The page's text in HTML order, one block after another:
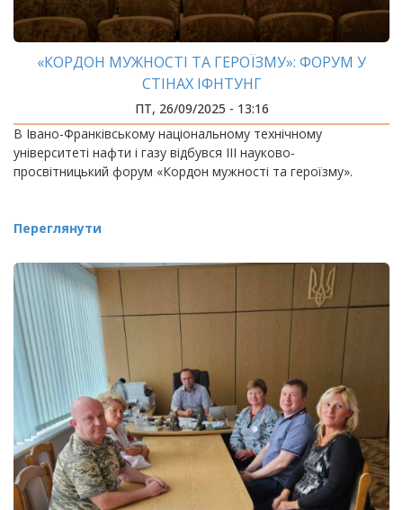
«КОРДОН МУЖНОСТІ ТА ГЕРОЇЗМУ»: ФОРУМ У
СТІНАХ ІФНТУНГ
ПТ, 26/09/2025 - 13:16
В Івано-Франківському національному технічному
університеті нафти і газу відбувся ІІІ науково-
просвітницький форум «Кордон мужності та героїзму».
Переглянути